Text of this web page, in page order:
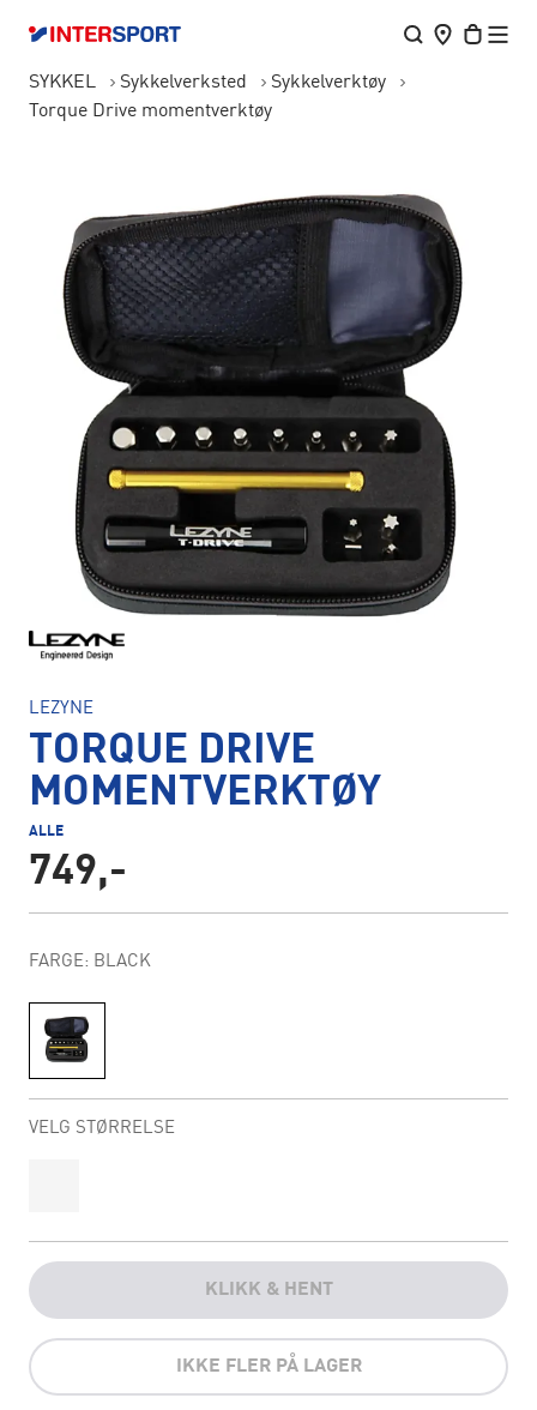
SYKKEL Sykkelverksted
Sykkelverktøy
Torque Drive momentverktøy
LEZYNE
TORQUE DRIVE
MOMENTVERKTØY
ALLE
749,-
FARGE: BLACK
VELG STØRRELSE
KLIKK & HENT
IKKE FLER PÅ LAGER